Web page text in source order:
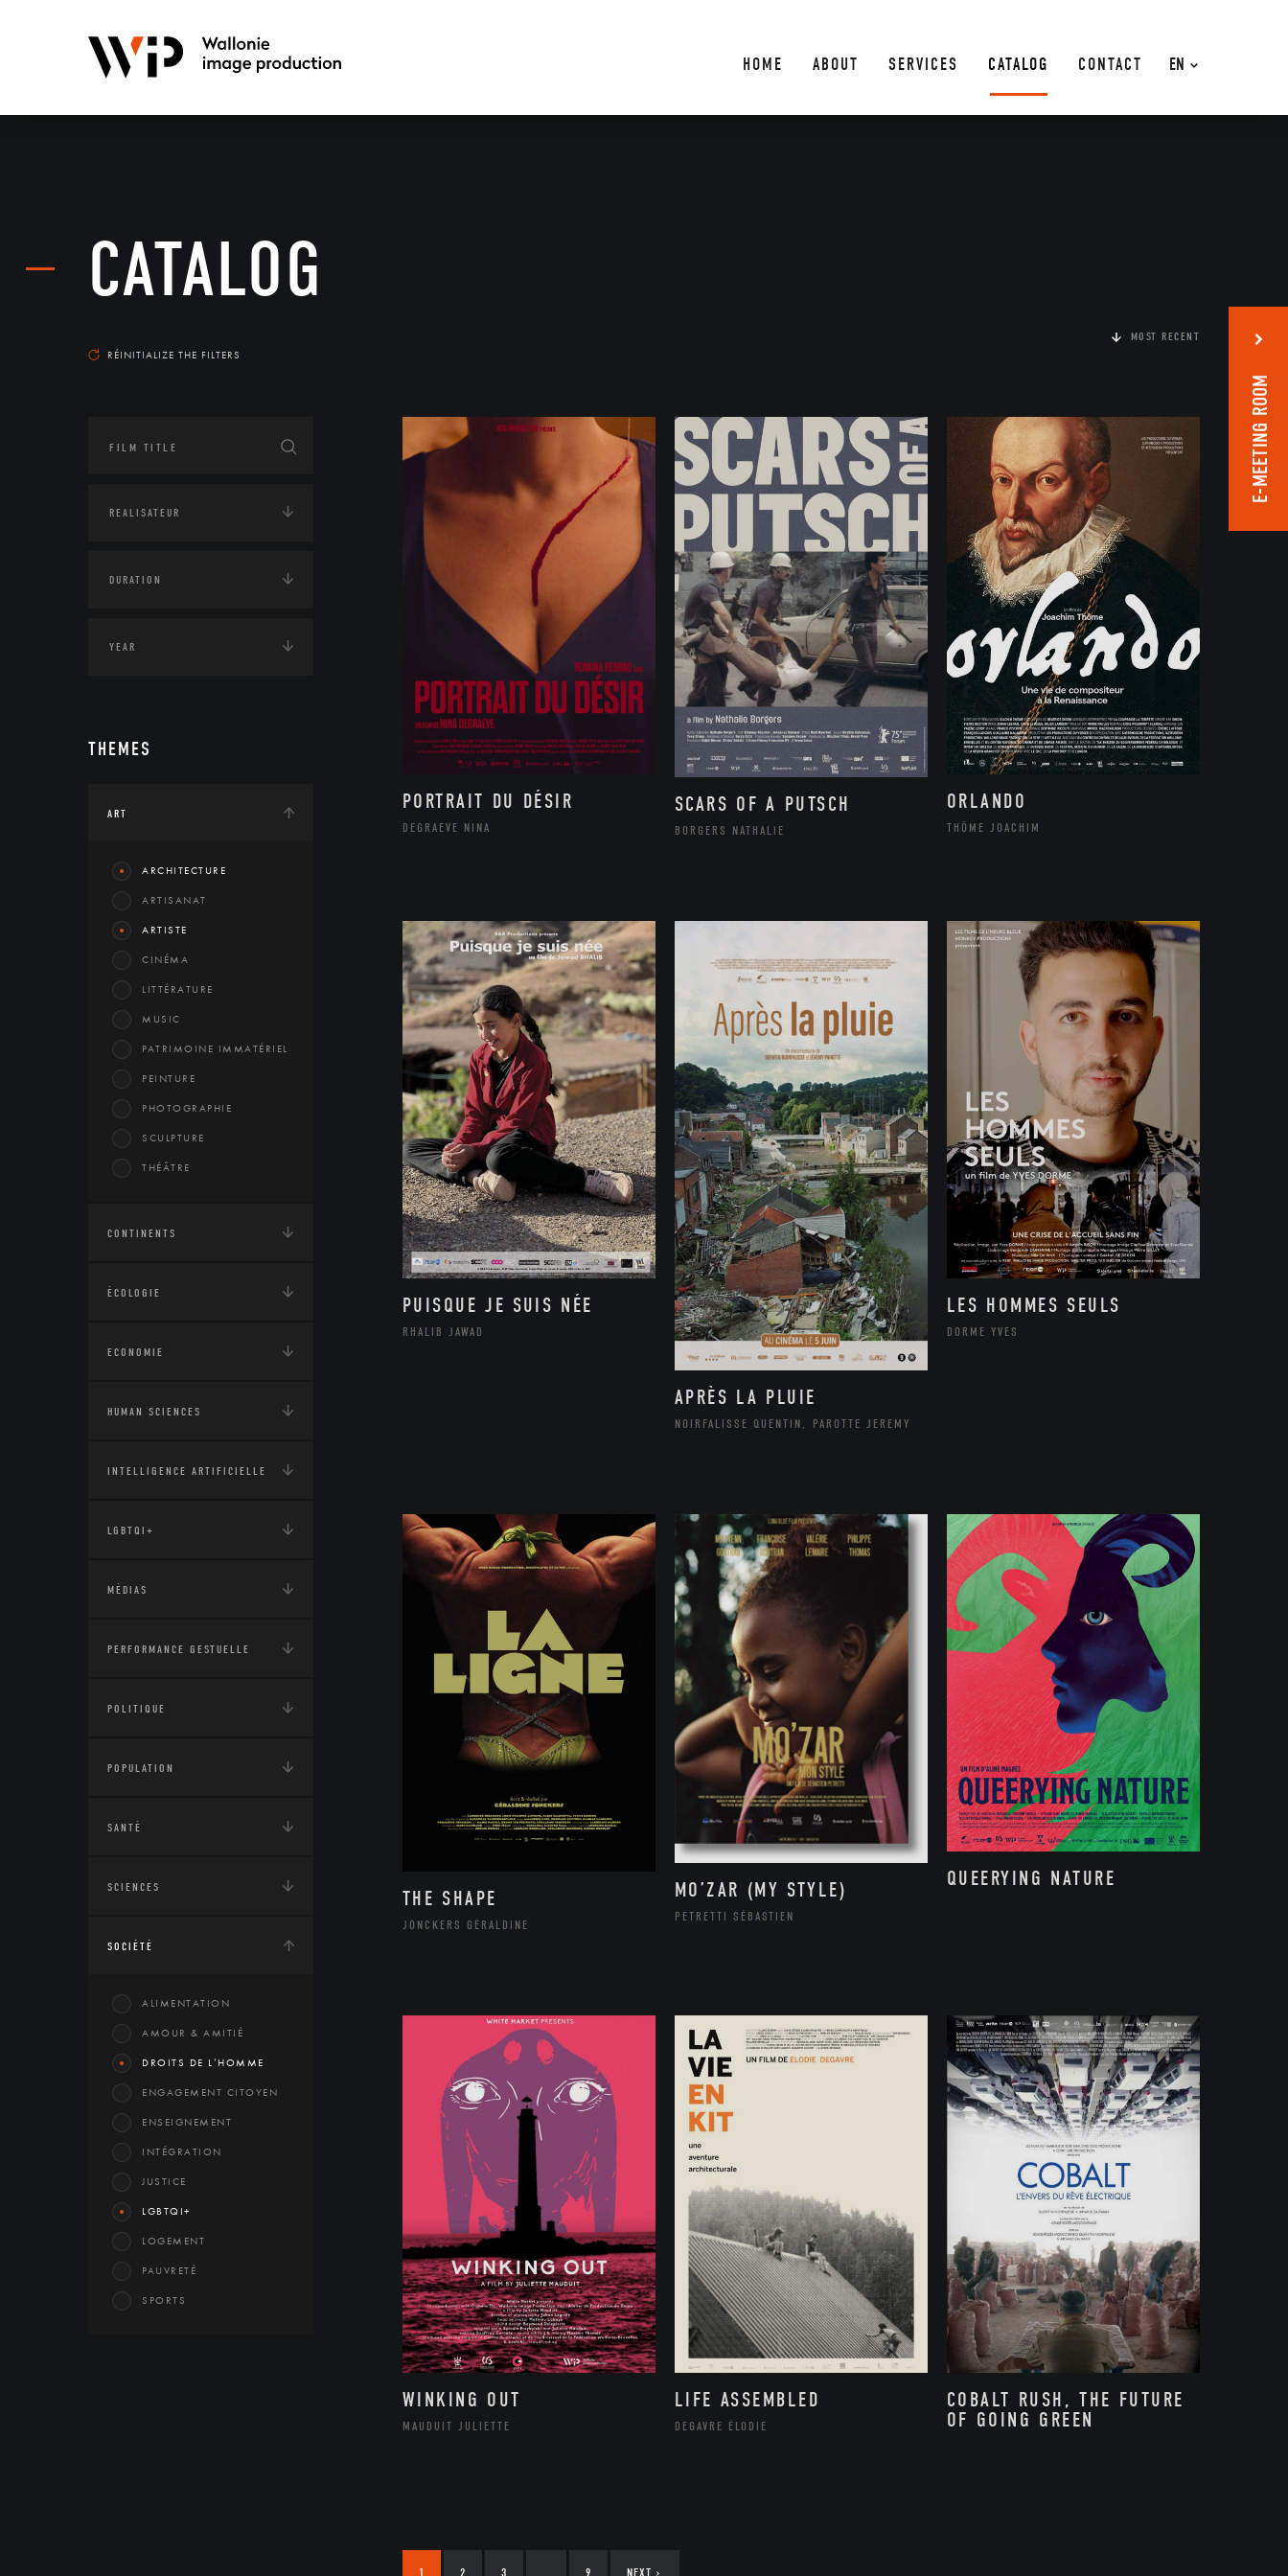
EN
HOME ABOUT SERVICES CATALOG CONTACT
CATALOG
RÉINITIALIZE THE FILTERS
THEMES
ART
ARCHITECTURE
ARTISANAT
ARTISTE
CINÉMA
LITTÉRATURE
MUSIC
PATRIMOINE IMMATÉRIEL
PEINTURE
PHOTOGRAPHIE
SCULPTURE
THÉÂTRE
CONTINENTS
ÉCOLOGIE
ECONOMIE
HUMAN SCIENCES
INTELLIGENCE ARTIFICIELLE
LGBTQI+
MÉDIAS
PERFORMANCE GESTUELLE
POLITIQUE
POPULATION
SANTÉ
SCIENCES
SOCIÉTÉ
ALIMENTATION
AMOUR & AMITIÉ
DROITS DE L’HOMME
ENGAGEMENT CITOYEN
ENSEIGNEMENT
INTÉGRATION
JUSTICE
LGBTQI+
LOGEMENT
PAUVRETÉ
SPORTS
MOST RECENT
PORTRAIT DU DÉSIR
DEGRAEVE NINA
SCARS OF A PUTSCH
BORGERS NATHALIE
ORLANDO
THÔME JOACHIM
PUISQUE JE SUIS NÉE
RHALIB JAWAD
APRÈS LA PLUIE
NOIRFALISSE QUENTIN, PAROTTE JEREMY
LES HOMMES SEULS
DORME YVES
THE SHAPE
JONCKERS GÉRALDINE
MO’ZAR (MY STYLE)
PETRETTI SÉBASTIEN
QUEERYING NATURE
WINKING OUT
MAUDUIT JULIETTE
LIFE ASSEMBLED
DEGAVRE ÉLODIE
COBALT RUSH, THE FUTURE
OF GOING GREEN
1 2 3 9 NEXT ›
E-MEETING ROOM